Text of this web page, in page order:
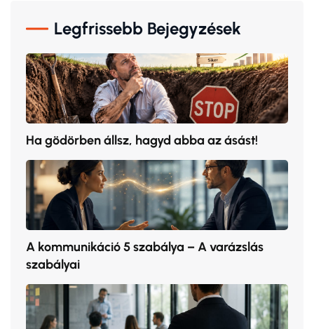
Legfrissebb Bejegyzések
Ha gödörben állsz, hagyd abba az ásást!
A kommunikáció 5 szabálya – A varázslás
szabályai